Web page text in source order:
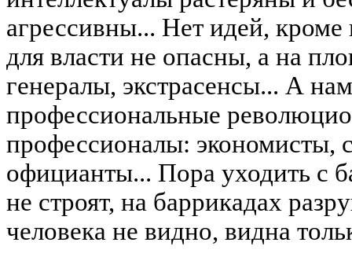
агрессивны... Нет идей,
для власти не опасны, а на
генералы, экстрасенсы... А
профессиональные
профессионалы: экономисты,
официанты... Пора уходить с
не строят, на баррикадах
человека не видно, видна